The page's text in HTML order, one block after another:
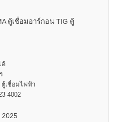
ตู้เชื่อมอาร์กอน TIG ตู้
ด้
เชื่อมไฟฟ้า
4002